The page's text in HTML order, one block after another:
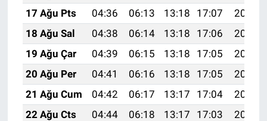
17 Ağu Pts
04:36 06:13 13:18 17:07
20:13
18 Ağu Sal
04:38 06:14 13:18 17:06
20:12
19 Ağu Çar
04:39 06:15 13:18 17:05
20:10
20 Ağu Per
04:41 06:16 13:18 17:05
20:09
21 Ağu Cum
04:42 06:17 13:17 17:04
20:07
22 Ağu Cts
04:44 06:18 13:17 17:03
20:06